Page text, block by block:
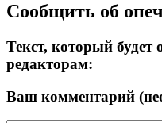
Сообщить об
Текст, который
редакторам:
Ваш комментарий